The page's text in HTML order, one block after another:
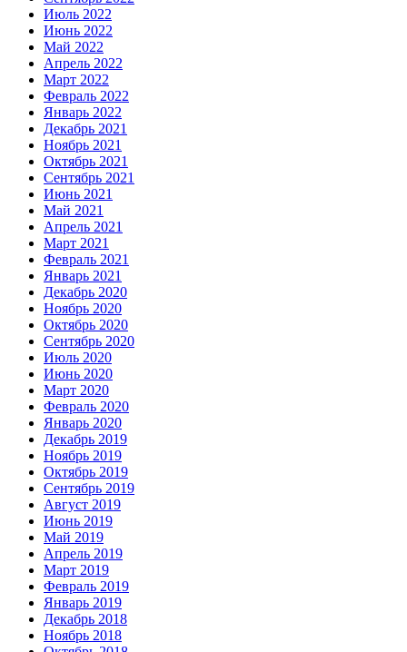
Июль 2022
Июнь 2022
Май 2022
Апрель 2022
Март 2022
Февраль 2022
Январь 2022
Декабрь 2021
Ноябрь 2021
Октябрь 2021
Сентябрь 2021
Июнь 2021
Май 2021
Апрель 2021
Март 2021
Февраль 2021
Январь 2021
Декабрь 2020
Ноябрь 2020
Октябрь 2020
Сентябрь 2020
Июль 2020
Июнь 2020
Март 2020
Февраль 2020
Январь 2020
Декабрь 2019
Ноябрь 2019
Октябрь 2019
Сентябрь 2019
Август 2019
Июнь 2019
Май 2019
Апрель 2019
Март 2019
Февраль 2019
Январь 2019
Декабрь 2018
Ноябрь 2018